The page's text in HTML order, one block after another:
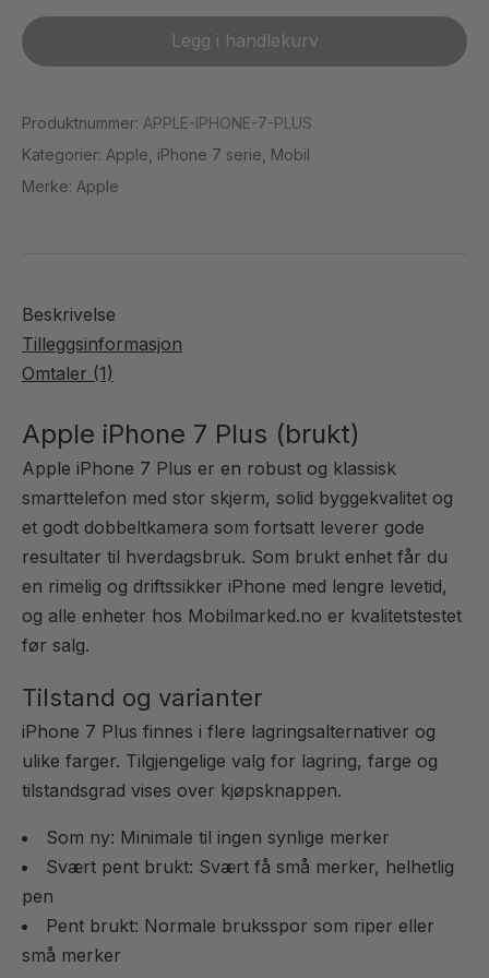
+
adapter
7
Plus
antall
Legg i handlekurv
Produktnummer: APPLE-IPHONE-7-PLUS
Kategorier: Apple iPhone 7 serie Mobil
Merke: Apple
Beskrivelse
Tilleggsinformasjon
Omtaler (1)
Apple iPhone 7 Plus (brukt)
Apple iPhone 7 Plus er en robust og klassisk
smarttelefon med stor skjerm, solid byggekvalitet og
et godt dobbeltkamera som fortsatt leverer gode
resultater til hverdagsbruk. Som brukt enhet får du
en rimelig og driftssikker iPhone med lengre levetid,
og alle enheter hos Mobilmarked.no er kvalitetstestet
før salg.
Tilstand og varianter
iPhone 7 Plus finnes i flere lagringsalternativer og
ulike farger. Tilgjengelige valg for lagring, farge og
tilstandsgrad vises over kjøpsknappen.
Som ny: Minimale til ingen synlige merker
Svært pent brukt: Svært få små merker, helhetlig
pen
Pent brukt: Normale bruksspor som riper eller
små merker